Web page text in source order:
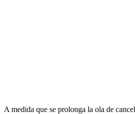
A medida que se prolonga la ola de